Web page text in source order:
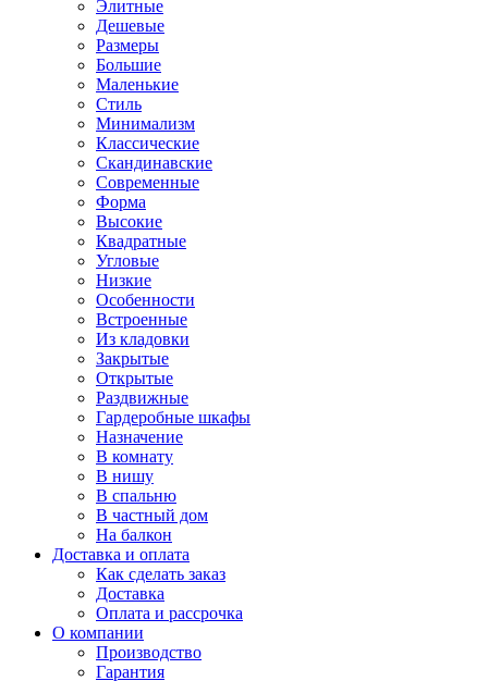
Элитные
Дешевые
Размеры
Большие
Маленькие
Стиль
Минимализм
Классические
Скандинавские
Современные
Форма
Высокие
Квадратные
Угловые
Низкие
Особенности
Встроенные
Из кладовки
Закрытые
Открытые
Раздвижные
Гардеробные шкафы
Назначение
В комнату
В нишу
В спальню
В частный дом
На балкон
Доставка и оплата
Как сделать заказ
Доставка
Оплата и рассрочка
О компании
Производство
Гарантия